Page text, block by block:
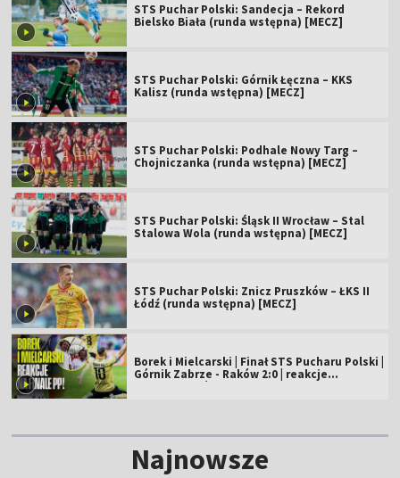
STS Puchar Polski: Sandecja – Rekord
Bielsko Biała (runda wstępna) [MECZ]
STS Puchar Polski: Górnik Łęczna – KKS
Kalisz (runda wstępna) [MECZ]
STS Puchar Polski: Podhale Nowy Targ –
Chojniczanka (runda wstępna) [MECZ]
STS Puchar Polski: Śląsk II Wrocław – Stal
Stalowa Wola (runda wstępna) [MECZ]
STS Puchar Polski: Znicz Pruszków – ŁKS II
Łódź (runda wstępna) [MECZ]
Borek i Mielcarski | Finał STS Pucharu Polski |
Górnik Zabrze - Raków 2:0 | reakcje
komentatorów
Najnowsze